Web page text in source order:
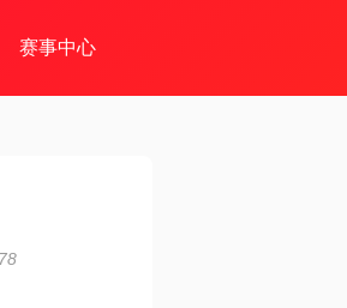
赛事中心